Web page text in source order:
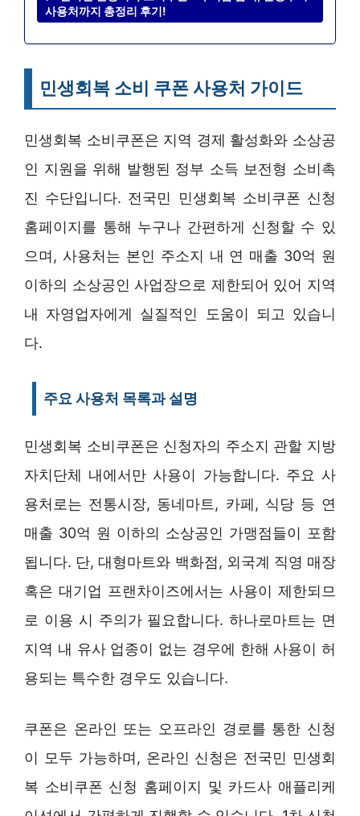
사용처까지 총정리 후기!
민생회복 소비 쿠폰 사용처 가이드
민생회복 소비쿠폰은 지역 경제 활성화와 소상공
인 지원을 위해 발행된 정부 소득 보전형 소비촉
진 수단입니다. 전국민 민생회복 소비쿠폰 신청
홈페이지를 통해 누구나 간편하게 신청할 수 있
으며, 사용처는 본인 주소지 내 연 매출 30억 원
이하의 소상공인 사업장으로 제한되어 있어 지역
내 자영업자에게 실질적인 도움이 되고 있습니
다.
주요 사용처 목록과 설명
민생회복 소비쿠폰은 신청자의 주소지 관할 지방
자치단체 내에서만 사용이 가능합니다. 주요 사
용처로는 전통시장, 동네마트, 카페, 식당 등 연
매출 30억 원 이하의 소상공인 가맹점들이 포함
됩니다. 단, 대형마트와 백화점, 외국계 직영 매장
혹은 대기업 프랜차이즈에서는 사용이 제한되므
로 이용 시 주의가 필요합니다. 하나로마트는 면
지역 내 유사 업종이 없는 경우에 한해 사용이 허
용되는 특수한 경우도 있습니다.
쿠폰은 온라인 또는 오프라인 경로를 통한 신청
이 모두 가능하며, 온라인 신청은 전국민 민생회
복 소비쿠폰 신청 홈페이지 및 카드사 애플리케